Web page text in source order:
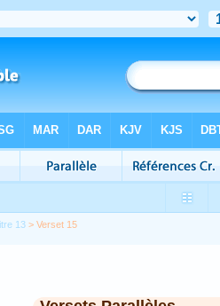
13 > Verset 15